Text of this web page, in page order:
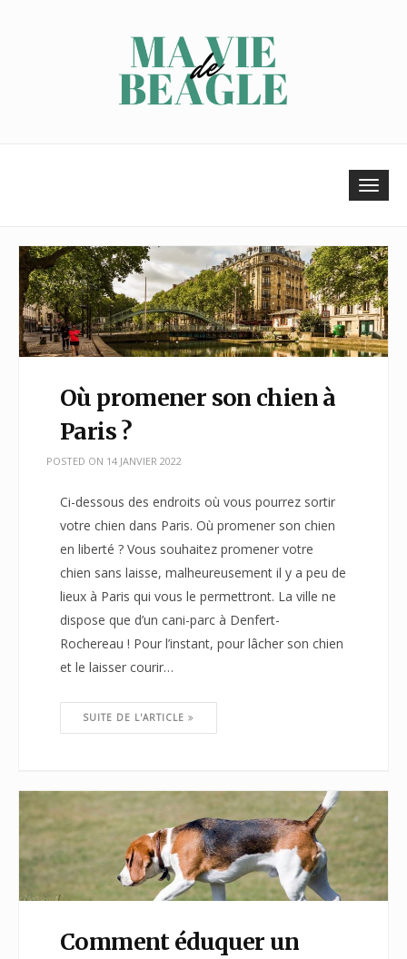
ACCUEIL
Où promener son chien à
Paris ?
POSTED ON 14 JANVIER 2022
Ci-dessous des endroits où vous pourrez sortir
votre chien dans Paris. Où promener son chien
en liberté ? Vous souhaitez promener votre
chien sans laisse, malheureusement il y a peu de
lieux à Paris qui vous le permettront. La ville ne
dispose que d’un cani-parc à Denfert-
Rochereau ! Pour l’instant, pour lâcher son chien
et le laisser courir…
SUITE DE L'ARTICLE
Comment éduquer un
Navigation
des
articles